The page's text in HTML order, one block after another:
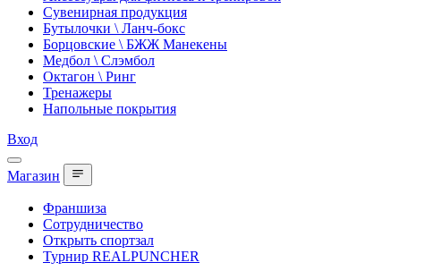
Сувенирная продукция
Бутылочки \ Ланч-бокс
Борцовские \ БЖЖ Манекены
Медбол \ Слэмбол
Октагон \ Ринг
Тренажеры
Напольные покрытия
Вход
Магазин
Франшиза
Сотрудничество
Открыть спортзал
Турнир REALPUNCHER